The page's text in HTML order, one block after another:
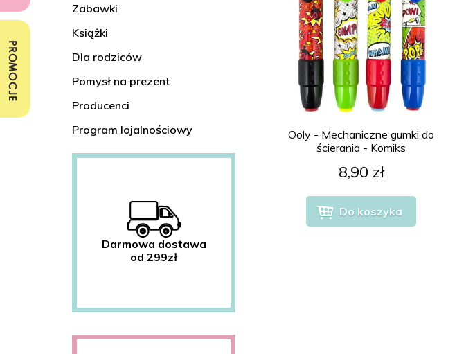
Zabawki
Książki
Dla rodziców
Pomysł na prezent
Producenci
Program lojalnościowy
Darmowa dostawa
od 299zł
Ooly - Mechaniczne gumki do
ścierania - Komiks
8,90 zł
Do koszyka